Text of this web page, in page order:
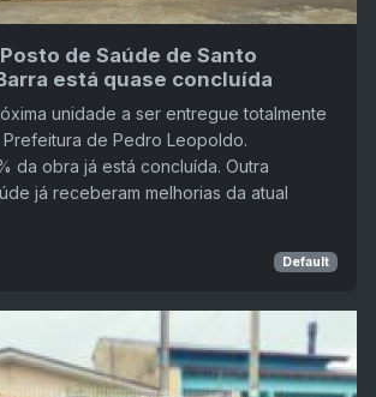
de Saúde de Santo
está quase concluída
unidade a ser entregue totalmente
de Pedro Leopoldo.
da obra já está concluída. Outra
já receberam melhorias da atual
Default